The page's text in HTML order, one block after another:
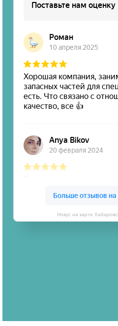
Новус на карте